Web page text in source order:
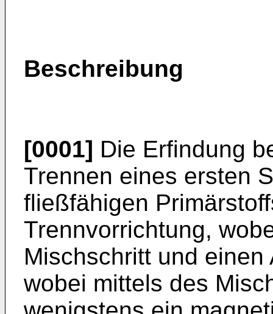
Beschreibung
[0001] Die Erfindung
Trennen eines ersten
fließfähigen
Trennvorrichtung,
Mischschritt und
wobei mittels des